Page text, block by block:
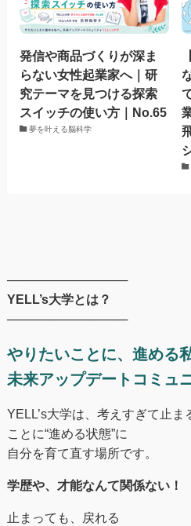
発信や商品づくりが深ま
らない女性起業家へ｜研
究テーマを見つける探索
スイッチの使い方｜No.65
夢を叶える脳科学
──────────────
YELL’s大学とは？
──────────────
やりたいことに、進める私
未来アップデートコミュ
YELL’s大学は、考えすぎて止
ことに“進める状態”に
自分を育て直す場所です。
学歴や、才能なんて関係ない！
止まっても、戻れる